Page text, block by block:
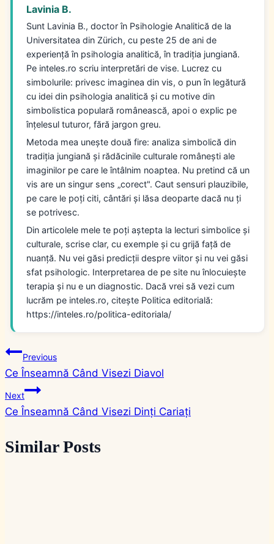
Lavinia B.
Sunt Lavinia B., doctor în Psihologie Analitică de la
Universitatea din Zürich, cu peste 25 de ani de
experiență în psihologia analitică, în tradiția jungiană.
Pe inteles.ro scriu interpretări de vise. Lucrez cu
simbolurile: privesc imaginea din vis, o pun în legătură
cu idei din psihologia analitică și cu motive din
simbolistica populară românească, apoi o explic pe
înțelesul tuturor, fără jargon greu.
Metoda mea unește două fire: analiza simbolică din
tradiția jungiană și rădăcinile culturale românești ale
imaginilor pe care le întâlnim noaptea. Nu pretind că un
vis are un singur sens „corect". Caut sensuri plauzibile,
pe care le poți citi, cântări și lăsa deoparte dacă nu ți
se potrivesc.
Din articolele mele te poți aștepta la lecturi simbolice și
culturale, scrise clar, cu exemple și cu grijă față de
nuanță. Nu vei găsi predicții despre viitor și nu vei găsi
sfat psihologic. Interpretarea de pe site nu înlocuiește
terapia și nu e un diagnostic. Dacă vrei să vezi cum
lucrăm pe inteles.ro, citește Politica editorială:
https://inteles.ro/politica-editoriala/
Navigare
în
articole
Previous
Ce Înseamnă Când Visezi Diavol
Next
Ce Înseamnă Când Visezi Dinți Cariați
Similar Posts